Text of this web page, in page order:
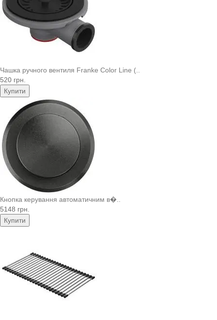
Чашка ручного вентиля Franke Color Line (..
520 грн.
Купити
Кнопка керування автоматичним в�..
5148 грн.
Купити